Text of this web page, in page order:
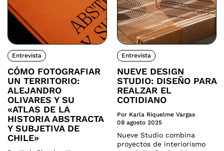
Entrevista
CÓMO FOTOGRAFIAR
UN TERRITORIO:
ALEJANDRO
OLIVARES Y SU
«ATLAS DE LA
HISTORIA ABSTRACTA
Y SUBJETIVA DE
CHILE»
Entrevista
NUEVE DESIGN
STUDIO: DISEÑO PARA
REALZAR EL
COTIDIANO
Por Karla Riquelme Vargas
08 agosto 2025
Nueve Studio combina
proyectos de interiorismo